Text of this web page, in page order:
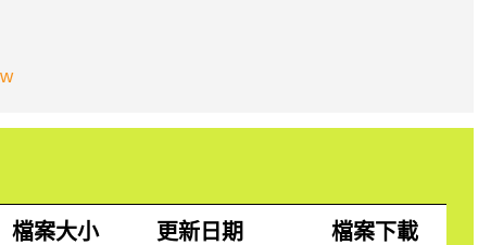
檔案大小 更新日期 檔案下載